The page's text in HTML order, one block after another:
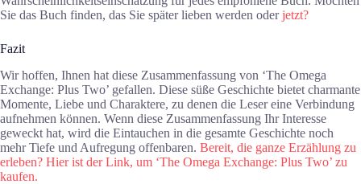
Sie das Buch finden, das Sie später lieben werden oderjetzt?
Fazit
Wir hoffen, Ihnen hat diese Zusammenfassung von ‘The Omega
Exchange: Plus Two’ gefallen. Diese süße Geschichte bietet charmante
Momente, Liebe und Charaktere, zu denen die Leser eine Verbindung
aufnehmen können. Wenn diese Zusammenfassung Ihr Interesse
geweckt hat, wird die Eintauchen in die gesamte Geschichte noch
mehr Tiefe und Aufregung offenbaren. Bereit, die ganze Erzählung zu
erleben? Hier ist der Link, um ‘The Omega Exchange: Plus Two’ zu
kaufen.